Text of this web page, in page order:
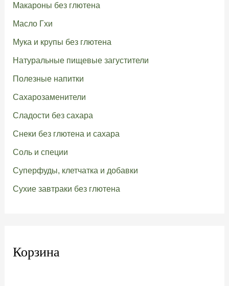
Макароны без глютена
Масло Гхи
Мука и крупы без глютена
Натуральные пищевые загустители
Полезные напитки
Сахарозаменители
Сладости без сахара
Снеки без глютена и сахара
Соль и специи
Суперфуды, клетчатка и добавки
Сухие завтраки без глютена
Корзина